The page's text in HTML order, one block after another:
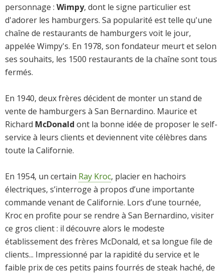
personnage : Wimpy, dont le signe particulier est
d'adorer les hamburgers. Sa popularité est telle qu'une
chaîne de restaurants de hamburgers voit le jour,
appelée Wimpy's. En 1978, son fondateur meurt et selon
ses souhaits, les 1500 restaurants de la chaîne sont tous
fermés.
En 1940, deux frères décident de monter un stand de
vente de hamburgers à San Bernardino. Maurice et
Richard McDonald ont la bonne idée de proposer le self-
service à leurs clients et deviennent vite célèbres dans
toute la Californie.
En 1954, un certain Ray Kroc, placier en hachoirs
électriques, s’interroge à propos d’une importante
commande venant de Californie. Lors d’une tournée,
Kroc en profite pour se rendre à San Bernardino, visiter
ce gros client : il découvre alors le modeste
établissement des frères McDonald, et sa longue file de
clients... Impressionné par la rapidité du service et le
faible prix de ces petits pains fourrés de steak haché, de